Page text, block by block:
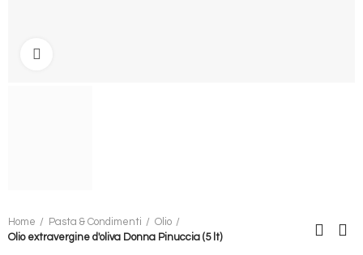
Home Pasta & Condimenti
Olio
Olio extravergine d'oliva Donna Pinuccia (5 lt)